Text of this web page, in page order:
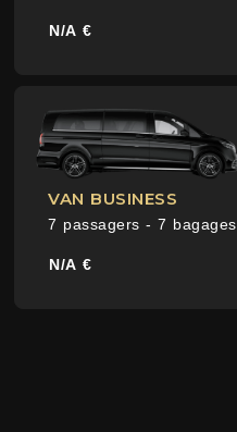
N/A €
VAN BUSINESS
7 passagers - 7 bagages
N/A €